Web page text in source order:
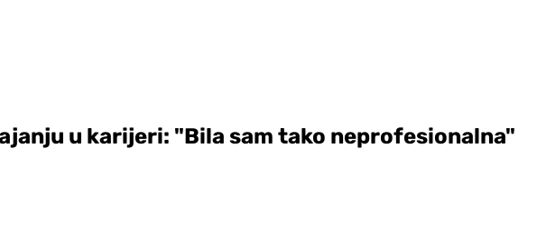
u karijeri: "Bila sam tako neprofesionalna"